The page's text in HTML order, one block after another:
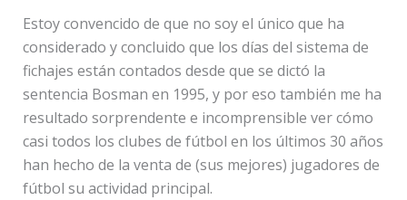
Estoy convencido de que no soy el único que ha
considerado y concluido que los días del sistema de
fichajes están contados desde que se dictó la
sentencia Bosman en 1995, y por eso también me ha
resultado sorprendente e incomprensible ver cómo
casi todos los clubes de fútbol en los últimos 30 años
han hecho de la venta de (sus mejores) jugadores de
fútbol su actividad principal.